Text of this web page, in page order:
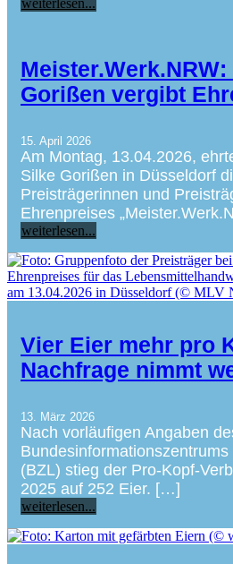
weiterlesen...
Gorißen vergibt
15. April 2026
Am Montag, 13.04.2026,
Silke Gorißen in Düsseldorf
Preisträgerinnen und
Ehrenpreises
weiterlesen...
Vier Eier mehr pro
Nachfrage nimmt
13. März 2026
Nach vorläufigen Angaben
(BZL) stieg der Pro-Kopf-
2025 auf 252 Eier. […]
weiterlesen...